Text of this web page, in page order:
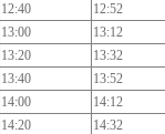
12:40 12:52
13:00 13:12
13:20 13:32
13:40 13:52
14:00 14:12
14:20 14:32